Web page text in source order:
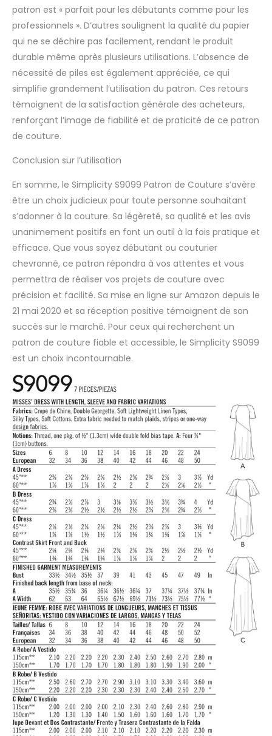
patron est « parfait pour les débutants comme pour les
professionnels ». D’autres soulignent la qualité du papier
qui ne se déchire pas facilement, rendant le produit
durable même après plusieurs utilisations. L’absence de
nécessité de piles est également appréciée, ce qui
simplifie grandement l’utilisation du patron. Ces retours
témoignent de la satisfaction générale des acheteurs,
renforçant l’image de fiabilité et de praticité de ce patron
de couture.
Conclusion sur l’utilisation
En somme, le Simplicity S9099 Patron de Couture s’avère
être un choix judicieux pour toute personne souhaitant
s’adonner à la couture. Sa légèreté, sa qualité et les avis
unanimement positifs en font un outil à la fois pratique et
efficace. Que vous soyez débutant ou couturier
chevronné, ce patron répondra à vos attentes et vous
permettra de réaliser vos projets de couture avec
précision et facilité. Sa mise en ligne sur Amazon depuis le
21 mai 2020 et sa réception positive témoignent de son
succès sur le marché. Pour ceux qui recherchent un
patron de couture fiable et accessible, le Simplicity S9099
est un choix incontournable.